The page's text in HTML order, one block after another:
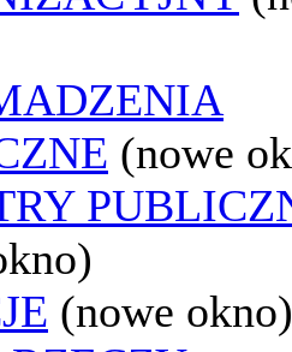
(nowe
(nowe okno)